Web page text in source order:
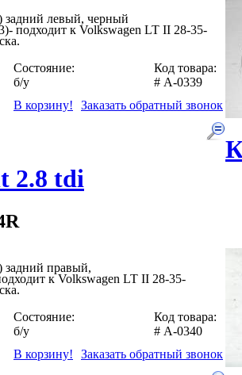
задний левый, черный
подходит к Volkswagen LT II 28-35-
Состояние:
б/у
Код товара:
# A-0339
В корзину!
Заказать обратный звонок
2.8 tdi
задний правый,
к Volkswagen LT II 28-35-
Состояние:
б/у
Код товара:
# A-0340
В корзину!
Заказать обратный звонок